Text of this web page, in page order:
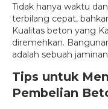
Tidak hanya waktu
terbilang cepat,
Kualitas beton yang
diremehkan.
adalah sebuah
Tips untuk
Pembelian